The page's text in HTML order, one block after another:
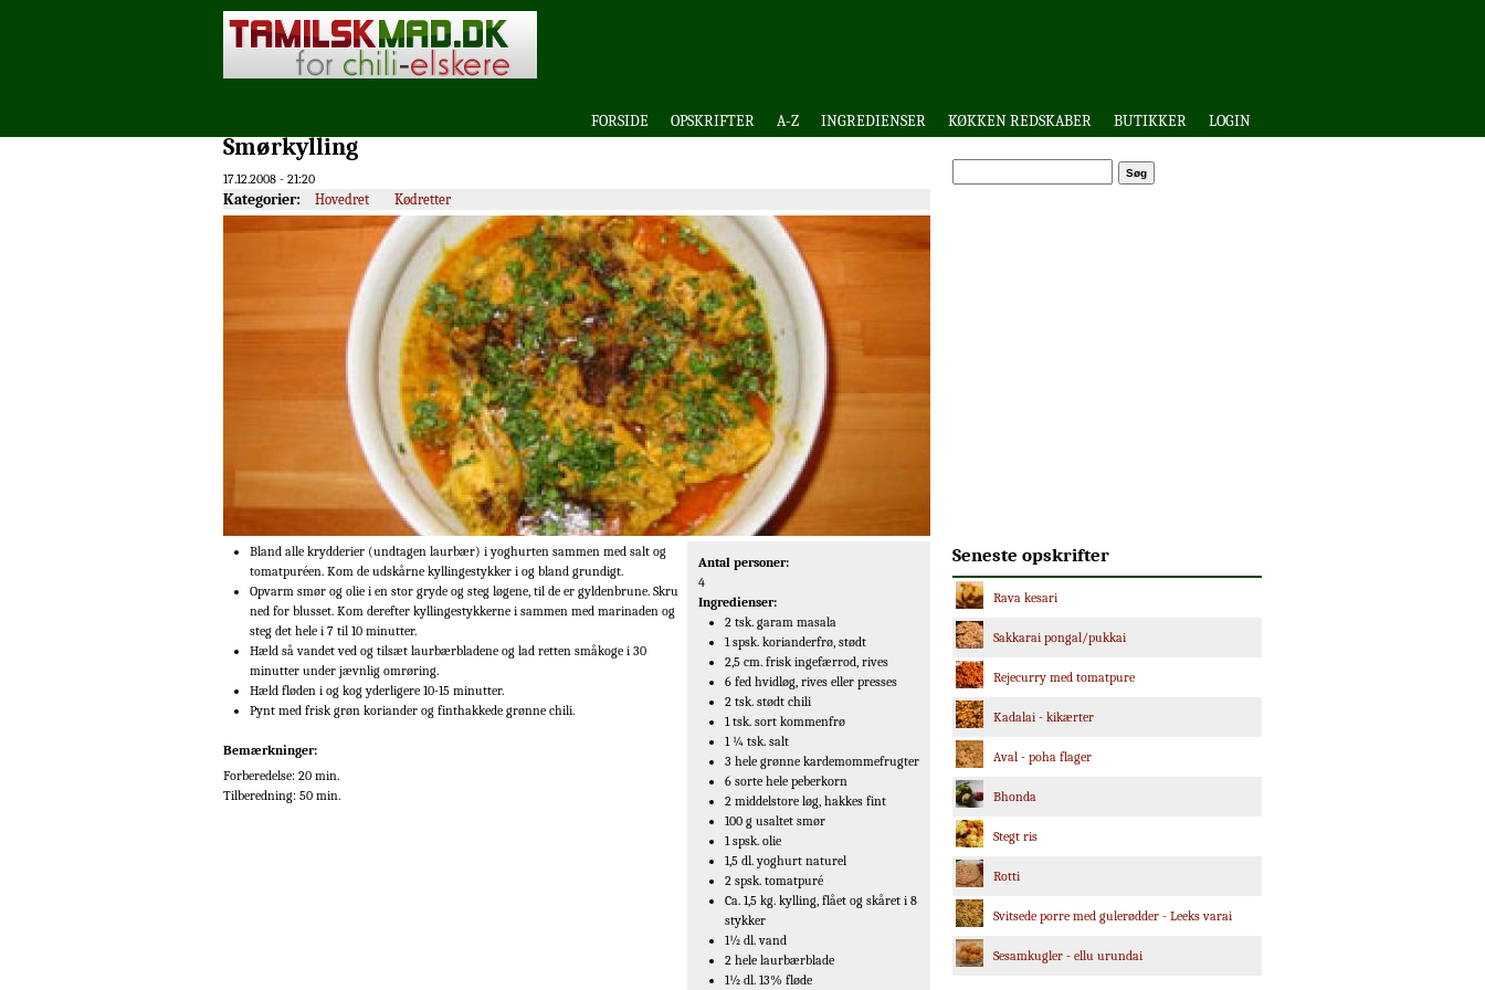
FORSIDE OPSKRIFTER A-Z INGREDIENSER KØKKEN REDSKABER BUTIKKER LOGIN
Smørkylling
17.12.2008 - 21:20
Kategorier: Hovedret Kødretter
Bland alle krydderier (undtagen laurbær) i yoghurten sammen med salt og
tomatpuréen. Kom de udskårne kyllingestykker i og bland grundigt.
Opvarm smør og olie i en stor gryde og steg løgene, til de er gyldenbrune. Skru
ned for blusset. Kom derefter kyllingestykkerne i sammen med marinaden og
steg det hele i 7 til 10 minutter.
Hæld så vandet ved og tilsæt laurbærbladene og lad retten småkoge i 30
minutter under jævnlig omrøring.
Hæld fløden i og kog yderligere 10-15 minutter.
Pynt med frisk grøn koriander og finthakkede grønne chili.
Bemærkninger:
Forberedelse: 20 min.
Tilberedning: 50 min.
Antal personer:
4
Ingredienser:
2 tsk. garam masala
1 spsk. korianderfrø, stødt
2,5 cm. frisk ingefærrod, rives
6 fed hvidløg, rives eller presses
2 tsk. stødt chili
1 tsk. sort kommenfrø
1 ¼ tsk. salt
3 hele grønne kardemommefrugter
6 sorte hele peberkorn
2 middelstore løg, hakkes fint
100 g usaltet smør
1 spsk. olie
1,5 dl. yoghurt naturel
2 spsk. tomatpuré
Ca. 1,5 kg. kylling, flået og skåret i 8
stykker
1½ dl. vand
2 hele laurbærblade
1½ dl. 13% fløde
Seneste opskrifter
Rava kesari
Sakkarai pongal/pukkai
Rejecurry med tomatpure
Kadalai - kikærter
Aval - poha flager
Bhonda
Stegt ris
Rotti
Svitsede porre med gulerødder - Leeks varai
Sesamkugler - ellu urundai